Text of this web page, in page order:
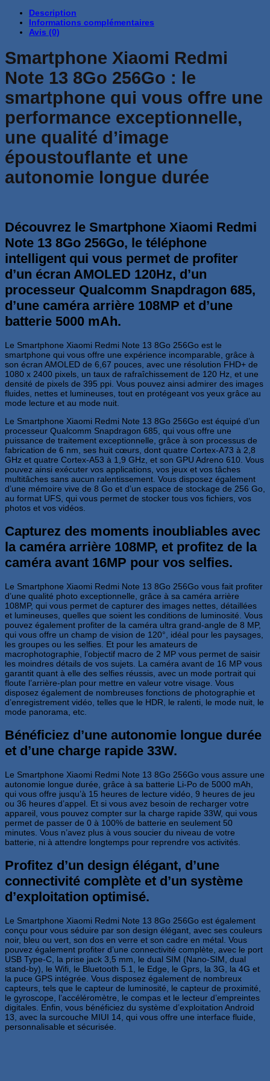
était :
est :
Description
Informations complémentaires
Avis (0)
Smartphone Xiaomi Redmi
Note 13 8Go 256Go : le
smartphone qui vous offre une
performance exceptionnelle,
une qualité d’image
époustouflante et une
autonomie longue durée
Découvrez le Smartphone Xiaomi Redmi
Note 13 8Go 256Go, le téléphone
intelligent qui vous permet de profiter
d’un écran AMOLED 120Hz, d’un
processeur Qualcomm Snapdragon 685,
d’une caméra arrière 108MP et d’une
batterie 5000 mAh.
Le Smartphone Xiaomi Redmi Note 13 8Go 256Go est le
smartphone qui vous offre une expérience incomparable, grâce à
son écran AMOLED de 6,67 pouces, avec une résolution FHD+ de
1080 x 2400 pixels, un taux de rafraîchissement de 120 Hz, et une
densité de pixels de 395 ppi. Vous pouvez ainsi admirer des images
fluides, nettes et lumineuses, tout en protégeant vos yeux grâce au
mode lecture et au mode nuit.
Le Smartphone Xiaomi Redmi Note 13 8Go 256Go est équipé d’un
processeur Qualcomm Snapdragon 685, qui vous offre une
puissance de traitement exceptionnelle, grâce à son processus de
fabrication de 6 nm, ses huit cœurs, dont quatre Cortex-A73 à 2,8
GHz et quatre Cortex-A53 à 1,9 GHz, et son GPU Adreno 610. Vous
pouvez ainsi exécuter vos applications, vos jeux et vos tâches
multitâches sans aucun ralentissement. Vous disposez également
d’une mémoire vive de 8 Go et d’un espace de stockage de 256 Go,
au format UFS, qui vous permet de stocker tous vos fichiers, vos
photos et vos vidéos.
Capturez des moments inoubliables avec
la caméra arrière 108MP, et profitez de la
caméra avant 16MP pour vos selfies.
Le Smartphone Xiaomi Redmi Note 13 8Go 256Go vous fait profiter
d’une qualité photo exceptionnelle, grâce à sa caméra arrière
108MP, qui vous permet de capturer des images nettes, détaillées
et lumineuses, quelles que soient les conditions de luminosité. Vous
pouvez également profiter de la caméra ultra grand-angle de 8 MP,
qui vous offre un champ de vision de 120°, idéal pour les paysages,
les groupes ou les selfies. Et pour les amateurs de
macrophotographie, l’objectif macro de 2 MP vous permet de saisir
les moindres détails de vos sujets. La caméra avant de 16 MP vous
garantit quant à elle des selfies réussis, avec un mode portrait qui
floute l’arrière-plan pour mettre en valeur votre visage. Vous
disposez également de nombreuses fonctions de photographie et
d’enregistrement vidéo, telles que le HDR, le ralenti, le mode nuit, le
mode panorama, etc.
Bénéficiez d’une autonomie longue durée
et d’une charge rapide 33W.
Le Smartphone Xiaomi Redmi Note 13 8Go 256Go vous assure une
autonomie longue durée, grâce à sa batterie Li-Po de 5000 mAh,
qui vous offre jusqu’à 15 heures de lecture vidéo, 9 heures de jeu
ou 36 heures d’appel. Et si vous avez besoin de recharger votre
appareil, vous pouvez compter sur la charge rapide 33W, qui vous
permet de passer de 0 à 100% de batterie en seulement 50
minutes. Vous n’avez plus à vous soucier du niveau de votre
batterie, ni à attendre longtemps pour reprendre vos activités.
Profitez d’un design élégant, d’une
connectivité complète et d’un système
d’exploitation optimisé.
Le Smartphone Xiaomi Redmi Note 13 8Go 256Go est également
conçu pour vous séduire par son design élégant, avec ses couleurs
noir, bleu ou vert, son dos en verre et son cadre en métal. Vous
pouvez également profiter d’une connectivité complète, avec le port
USB Type-C, la prise jack 3,5 mm, le dual SIM (Nano-SIM, dual
stand-by), le Wifi, le Bluetooth 5.1, le Edge, le Gprs, la 3G, la 4G et
la puce GPS intégrée. Vous disposez également de nombreux
capteurs, tels que le capteur de luminosité, le capteur de proximité,
le gyroscope, l’accéléromètre, le compas et le lecteur d’empreintes
digitales. Enfin, vous bénéficiez du système d’exploitation Android
13, avec la surcouche MIUI 14, qui vous offre une interface fluide,
personnalisable et sécurisée.